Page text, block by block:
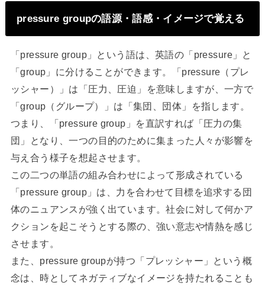
pressure groupの語源・語感・イメージで覚える
「pressure group」という語は、英語の「pressure」と
「group」に分けることができます。「pressure（プレ
ッシャー）」は「圧力、圧迫」を意味しますが、一方で
「group（グループ）」は「集団、団体」を指します。
つまり、「pressure group」を直訳すれば「圧力の集
団」となり、一つの目的のために集まった人々が影響を
与え合う様子を想起させます。
この二つの単語の組み合わせによって形成されている
「pressure group」は、力を合わせて目標を追求する団
体のニュアンスが強く出ています。社会に対して何かア
クションを起こそうとする際の、強い意志や情熱を感じ
させます。
また、pressure groupが持つ「プレッシャー」という概
念は、時としてネガティブなイメージを持たれることも